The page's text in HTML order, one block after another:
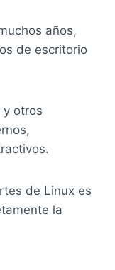
años,
de escritorio
y otros
de Linux es
la